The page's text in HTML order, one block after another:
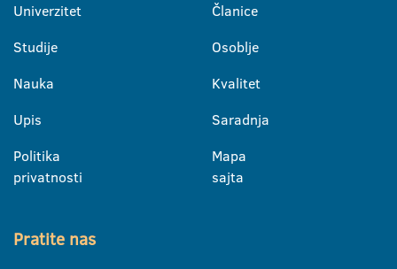
Univerzitet
Studije
Nauka
Upis
Politika
privatnosti
Članice
Osoblje
Kvalitet
Saradnja
Mapa
sajta
Pratite nas